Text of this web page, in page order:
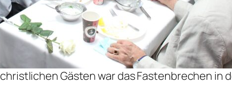
Gästen war das Fastenbrechen in